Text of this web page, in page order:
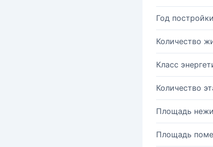
Год
Количество
Класс
Количество
Площадь
Площадь